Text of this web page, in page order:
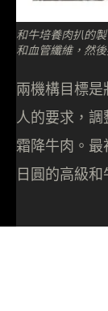
和牛培養肉扒的
和血管纖維，然
兩機構目標
人的要求，
霜降牛肉。
日圓的高級和